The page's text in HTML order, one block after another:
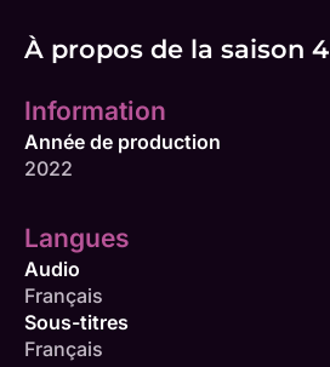
À propos de la saison 4
Information
Année de production
2022
Langues
Audio
Français
Sous-titres
Français